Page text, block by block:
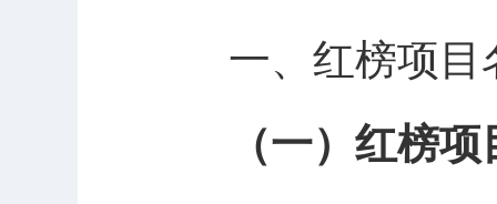
一、红榜项目
（一）红榜